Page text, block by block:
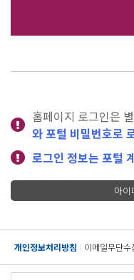
홈페이지 로그인은
와 포털 비밀번호로
로그인 정보는 포털
아
개인정보처리방침 이메일무단수